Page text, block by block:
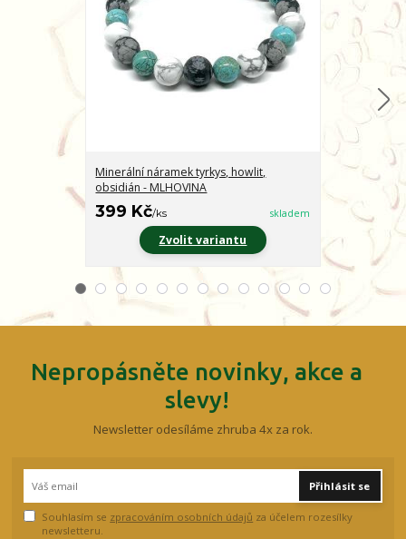
Minerální náramek tyrkys, howlit,
obsidián - MLHOVINA
399 Kč/ks skladem
Zvolit variantu
Minerální
399 Kč ks
Nepropásněte novinky, akce a
slevy!
Newsletter odesíláme zhruba 4x za rok.
Přihlásit se
Souhlasím se zpracováním osobních údajů za účelem rozesílky
newsletteru.